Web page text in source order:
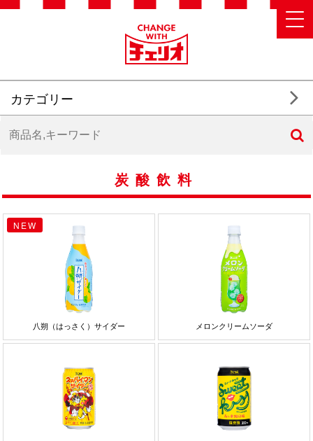
カテゴリー
炭酸飲料
NEW
八朔（はっさく）サイダー メロンクリームソーダ